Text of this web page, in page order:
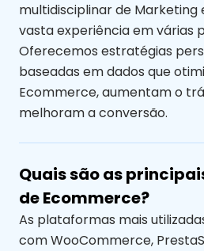
multidisciplinar de Marketing
vasta experiência em várias
Oferecemos estratégias
baseadas em dados que
Ecommerce, aumentam o
melhoram a conversão.
Quais são as
de Ecommerce?
As plataformas mais
com WooCommerce,